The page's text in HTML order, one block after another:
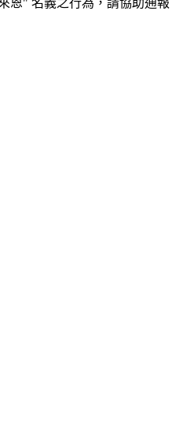
恩" 名義之行為，請協助通報